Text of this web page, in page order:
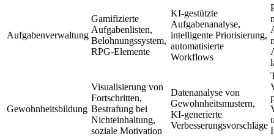
Aufgabenverwaltung
Gamifizierte
Aufgabenlisten,
Belohnungssystem,
RPG-Elemente
KI-gestützte
Aufgabenanalyse,
intelligente Priorisierung,
automatisierte
Workflows
Gewohnheitsbildung
Visualisierung von
Fortschritten,
Bestrafung bei
Nichteinhaltung,
soziale Motivation
Datenanalyse von
Gewohnheitsmustern,
KI-generierte
Verbesserungsvorschläge